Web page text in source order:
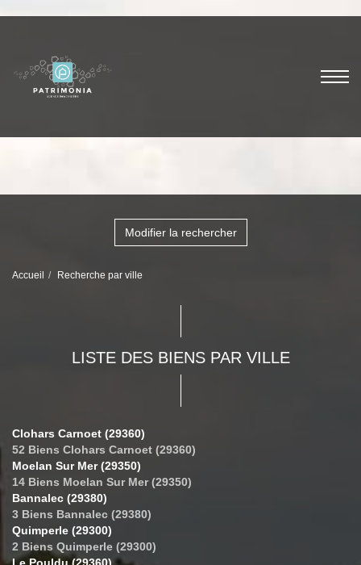
Modifier la rechercher
Accueil Recherche par ville
LISTE DES BIENS PAR VILLE
Clohars Carnoet (29360)
52 Biens Clohars Carnoet (29360)
Moelan Sur Mer (29350)
14 Biens Moelan Sur Mer (29350)
Bannalec (29380)
3 Biens Bannalec (29380)
Quimperle (29300)
2 Biens Quimperle (29300)